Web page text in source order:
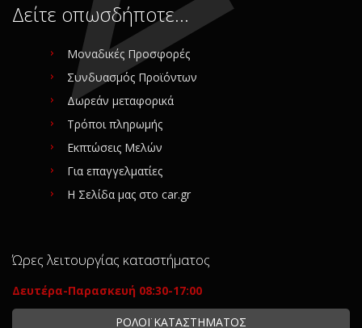
Δείτε οπωσδήποτε…
Μοναδικές Προσφορές
Συνδυασμός Προϊόντων
Δωρεάν μεταφορικά
Τρόποι πληρωμής
Εκπτώσεις Μελών
Για επαγγελματίες
Η Σελίδα μας στο car.gr
Ώρες λειτουργίας καταστήματος
Δευτέρα-Παρασκευή 08:30-17:00
ΡΟΛΟΪ ΚΑΤΑΣΤΗΜΑΤΟΣ